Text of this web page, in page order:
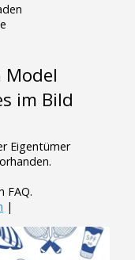
Model
im Bild
Eigentümer
FAQ.
|